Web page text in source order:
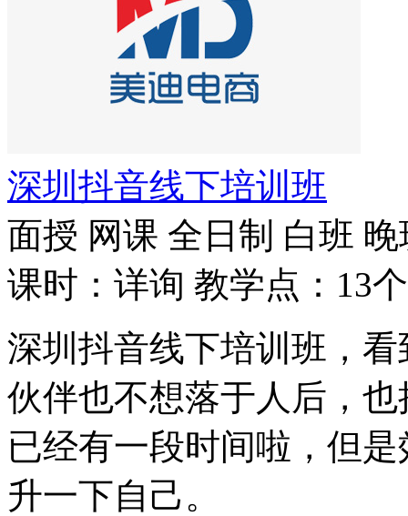
深圳抖音线下培训班
面授 网课 全日制 白班 晚
课时：详询 教学点：13个
深圳抖音线下培训班，
伙伴也不想落于人后，
已经有一段时间啦，但
升一下自己。